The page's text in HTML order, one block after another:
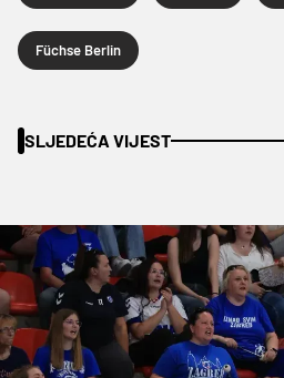
Füchse Berlin
SLJEDEĆA VIJEST